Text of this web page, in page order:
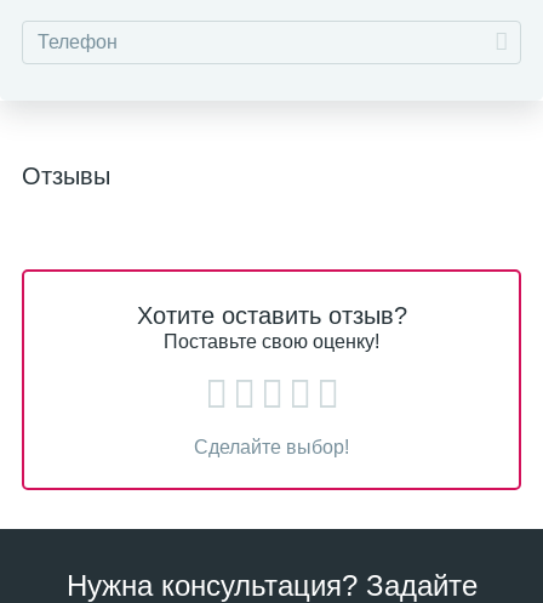
Отзывы
Хотите оставить отзыв?
Поставьте свою оценку!
Сделайте выбор!
Нужна консультация? Задайте